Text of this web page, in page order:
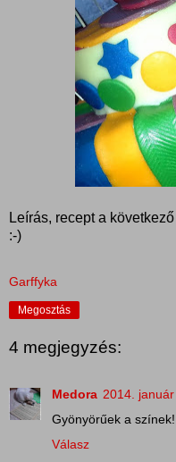
Leírás, recept a
:-)
Garffyka
Megosztás
4 megjegyzés:
Medora 2014.
Gyönyörűek a
Válasz